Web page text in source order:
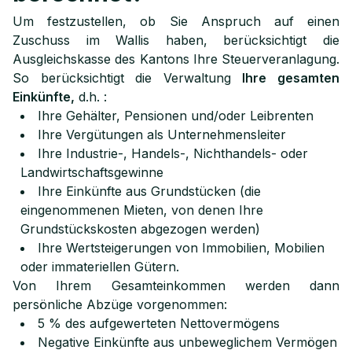
Um festzustellen, ob Sie Anspruch auf einen
Zuschuss im Wallis haben, berücksichtigt die
Ausgleichskasse des Kantons Ihre Steuerveranlagung.
So berücksichtigt die Verwaltung Ihre gesamten
Einkünfte, d.h. :
Ihre Gehälter, Pensionen und/oder Leibrenten
Ihre Vergütungen als Unternehmensleiter
Ihre Industrie-, Handels-, Nichthandels- oder
Landwirtschaftsgewinne
Ihre Einkünfte aus Grundstücken (die
eingenommenen Mieten, von denen Ihre
Grundstückskosten abgezogen werden)
Ihre Wertsteigerungen von Immobilien, Mobilien
oder immateriellen Gütern.
Von Ihrem Gesamteinkommen werden dann
persönliche Abzüge vorgenommen:
5 % des aufgewerteten Nettovermögens
Negative Einkünfte aus unbeweglichem Vermögen